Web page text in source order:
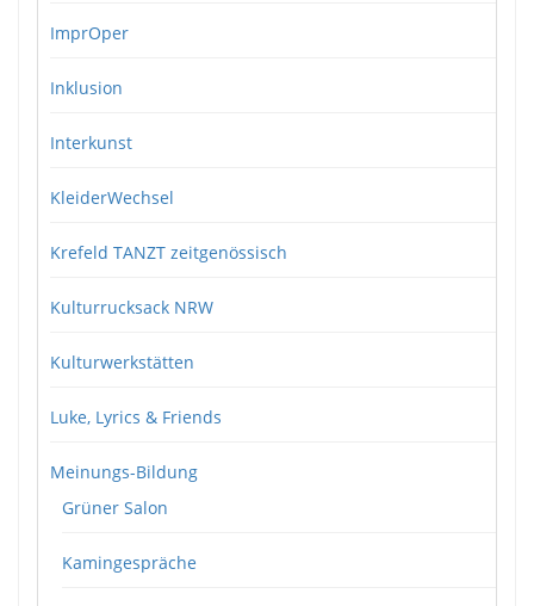
ImprOper
Inklusion
Interkunst
KleiderWechsel
Krefeld TANZT zeitgenössisch
Kulturrucksack NRW
Kulturwerkstätten
Luke, Lyrics & Friends
Meinungs-Bildung
Grüner Salon
Kamingespräche